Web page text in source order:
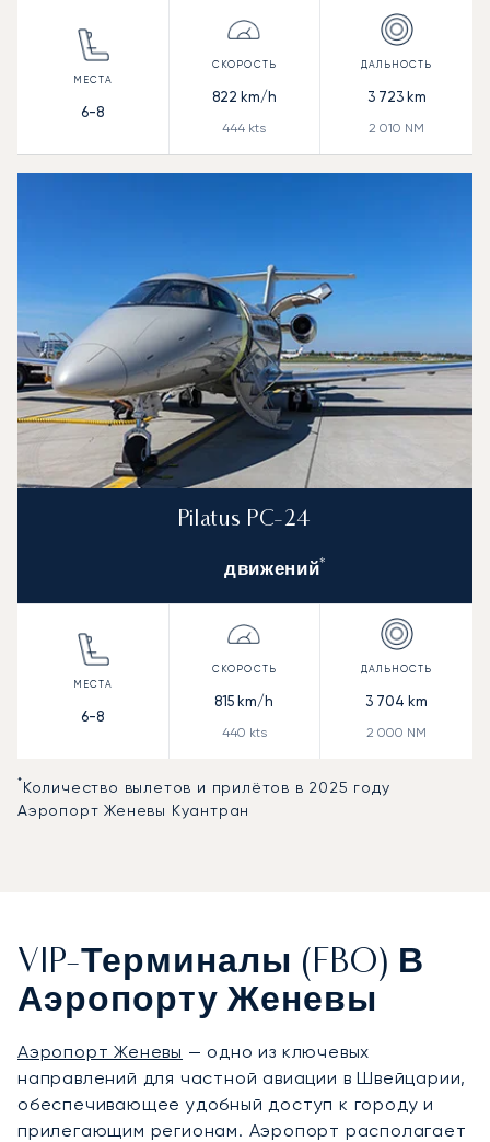
6-8
822 km/h
444 kts
3 723km
2 010 NM
Pilatus PC-24
движений *
6-8
815 km/h
440 kts
3 704 km
2 000 NM
*Количество вылетов и прилётов в 2025 году
Аэропорт Женевы Куантран
VIP-Терминалы (FBO) В
Аэропорту Женевы
Аэропорт Женевы — одно из ключевых
направлений для частной авиации в Швейцарии,
обеспечивающее удобный доступ к городу и
прилегающим регионам. Аэропорт располагает